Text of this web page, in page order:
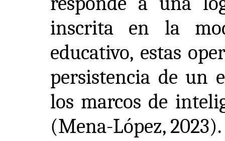
inscrita en la
educativo, estas
persistencia de un
los marcos de
(Mena-López, 2023).